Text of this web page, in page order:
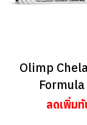
Olimp
ลดเพิ่ม